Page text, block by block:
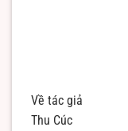
Về tác giả
Thu Cúc